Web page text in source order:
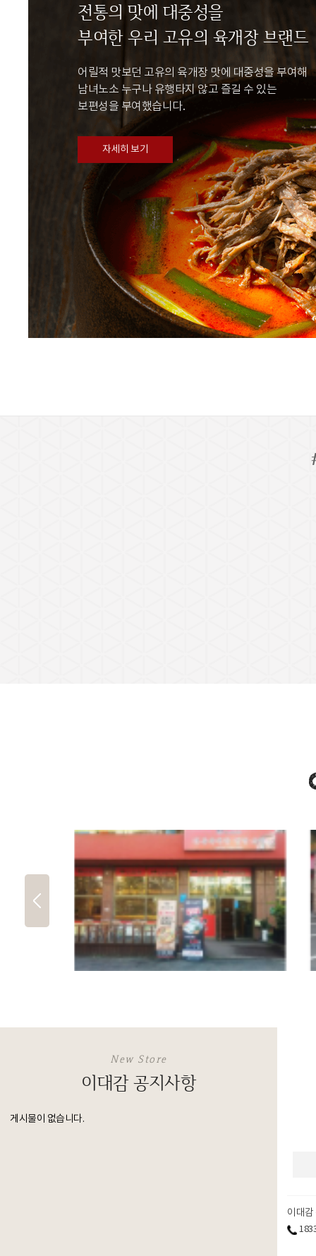
전통의 맛에 대중성을
부여한 우리 고유의 육개장 브랜드
어릴적 맛보던 고유의 육개장 맛에 대중성을 부여해
남녀노소 누구나 유행타지 않고 즐길 수 있는
보편성을 부여했습니다.
자세히 보기
New Store
이대감 공지사항
게시물이 없습니다.
이대감